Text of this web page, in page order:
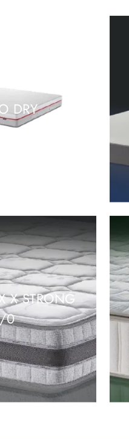
DRY
X STRONG
0